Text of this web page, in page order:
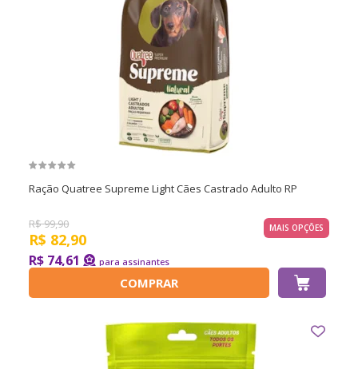
Ração Quatree Supreme Light Cães Castrado Adulto RP
R$99,90
R$ 82,90
R$ 74,61
MAIS OPÇÕES
COMPRAR